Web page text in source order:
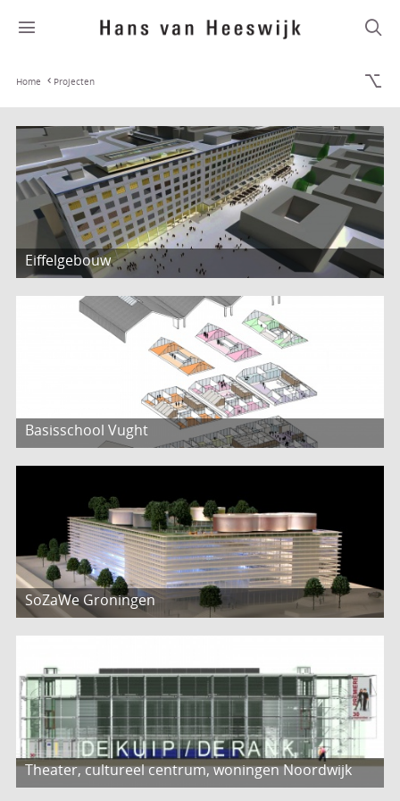
Home Projecten
Eiffelgebouw
Basisschool Vught
SoZaWe Groningen
Theater, cultureel centrum, woningen Noordwijk